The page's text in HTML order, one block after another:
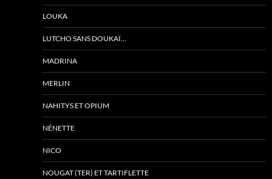
LOUKA
LUTCHO SANS DOUKAÏ…
MADRINA
MERLIN
NAHITYS ET OPIUM
NÉNETTE
NICO
NOUGAT (TER) ET TARTIFLETTE